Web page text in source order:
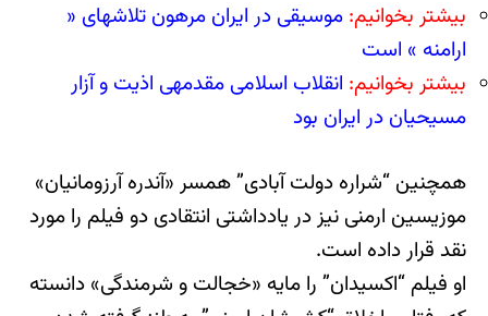
بیشتر بخوانیم: موسیقی در ایران مرهون تلاشهای «
ارامنه » است
بیشتر بخوانیم:
انقلاب اسلامی مقدمه‎ی اذیت و آزار
مسیحیان در ایران بود
همچنین “شراره دولت آبادی” همسر «آندره آرزومانیان»
موزیسین ارمنی نیز در یادداشتی انتقادی دو فیلم را مورد
نقد قرار داده است.
او فیلم “اکسیدان” را مایه «خجالت و شرمندگی» دانسته